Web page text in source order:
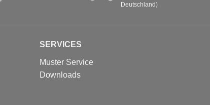
Deutschland)
SERVICES
Muster Service
Downloads